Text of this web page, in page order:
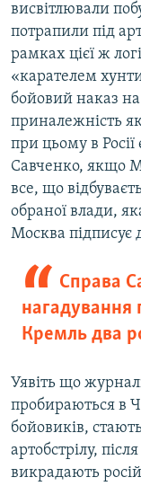
висвітлювали
потрапили під
рамках цієї ж
«карателем
бойовий наказ на
приналежність
при цьому в Росії
Савченко, якщо
все, що
обраної влади,
Москва підписує
Справа
нагадування
Кремль два
Уявіть що
пробираються в
бойовиків,
артобстрілу,
викрадають